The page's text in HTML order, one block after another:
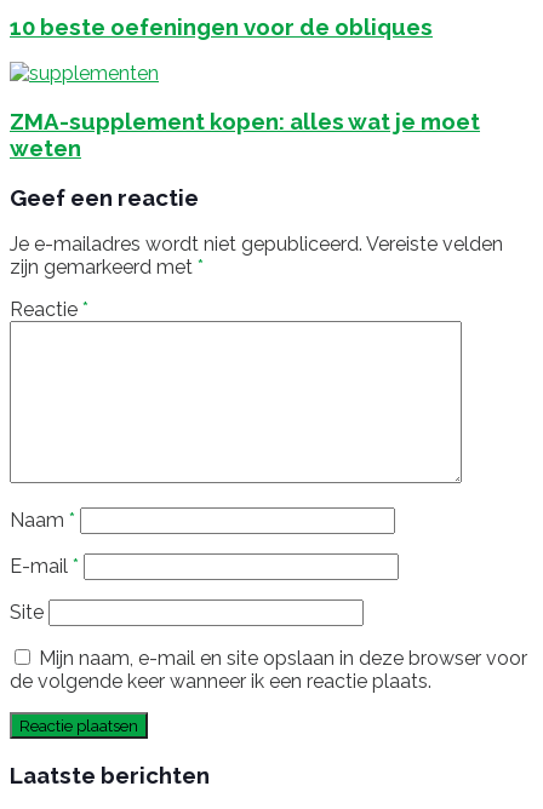
10 beste oefeningen voor de obliques
ZMA-supplement kopen: alles wat je moet
weten
Geef een reactie
Je e-mailadres wordt niet gepubliceerd. Vereiste velden
zijn gemarkeerd met *
Reactie *
Naam *
E-mail *
Site
Mijn naam, e-mail en site opslaan in deze browser voor
de volgende keer wanneer ik een reactie plaats.
Laatste berichten